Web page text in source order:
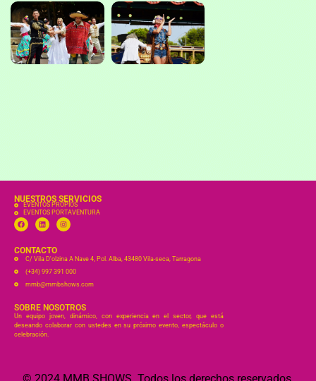
NUESTROS SERVICIOS
EVENTOS PROPIOS
EVENTOS PORTAVENTURA
CONTACTO
C/ Vila D'olzina A Nave 4, Pol. Alba, 43480 Vila-seca, Tarragona
(+34) 997 391 000
mmb@mmbshows.com
SOBRE NOSOTROS
Un equipo joven, dinámico, con experiencia en el sector, que está
deseando colaborar con ustedes en su próximo evento, espectáculo o
celebración.